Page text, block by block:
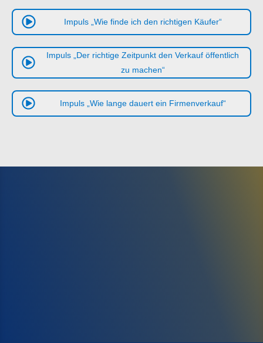
Impuls „Wie finde ich den richti­gen Käufer“
Impuls „Der richti­ge Zeitpunkt den Verkauf öffent­lich
zu machen“
Impuls „Wie lange dauert ein Firmenverkauf“